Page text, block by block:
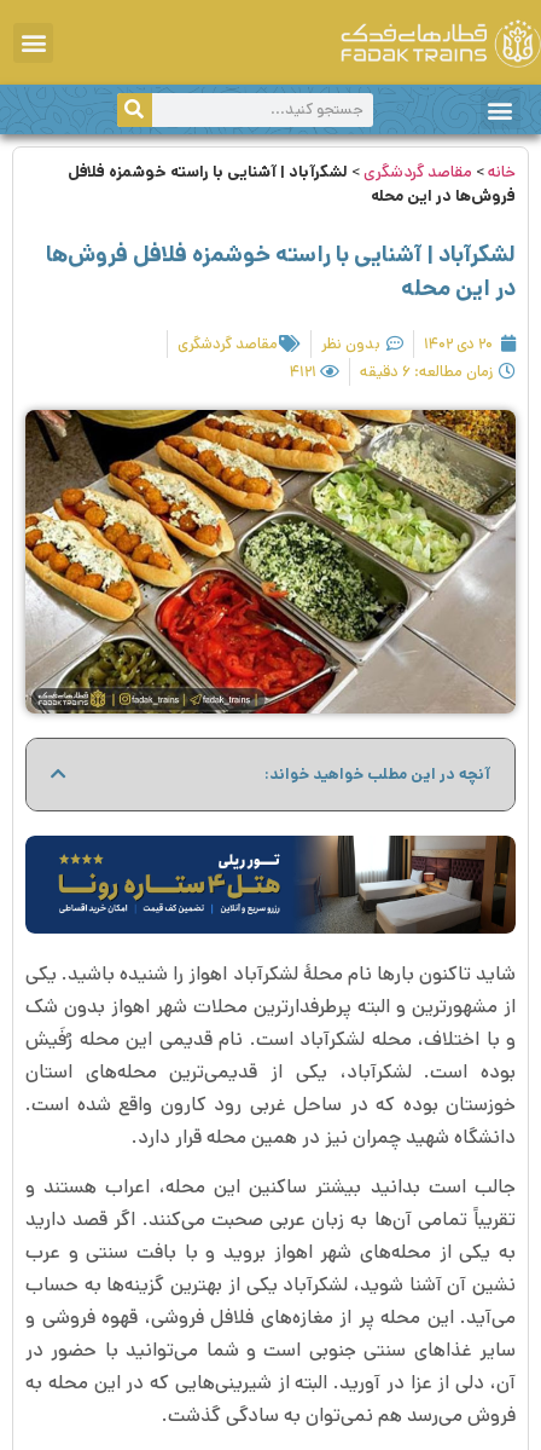
خانه> مقاصد گردشگری> لشکرآباد | آشنایی با راسته خوشمزه فلافل
فروش‌‌ها در این محله
لشکرآباد | آشنایی با راسته خوشمزه فلافل فروش‌‌ها
در این محله
۲۰ دی ۱۴۰۲ بدون نظر
مقاصد گردشگری
زمان مطالعه: ۶ دقیقه
۴۱۲۱
آنچه در این مطلب خواهید خواند:
شاید تاکنون بارها نام محلۀ لشکرآباد اهواز را شنیده باشید. یکی
از مشهورترین و البته پرطرفدارترین محلات شهر اهواز بدون شک
و با اختلاف، محله لشکرآباد است. نام قدیمی این محله رُفَیش
بوده است. لشکرآباد، یکی از قدیمی‌ترین محله‌های استان
خوزستان بوده که در ساحل غربی رود کارون واقع شده است.
دانشگاه شهید چمران نیز در همین محله قرار دارد.
جالب است بدانید بیشتر ساکنین این محله، اعراب هستند و
تقریباً تمامی آن‌ها به زبان عربی صحبت می‌کنند. اگر قصد دارید
به یکی از محله‌های شهر اهواز بروید و با بافت سنتی و عرب
نشین آن آشنا شوید، لشکرآباد یکی از بهترین گزینه‌ها به حساب
می‌آید. این محله پر از مغازه‌های فلافل فروشی، قهوه فروشی و
سایر غذاهای سنتی جنوبی است و شما می‌توانید با حضور در
آن، دلی از عزا در آورید. البته از شیرینی‌هایی که در این محله به
فروش می‌رسد هم نمی‌توان به سادگی گذشت.